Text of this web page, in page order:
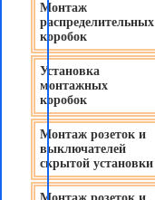
Монтаж
распределительных
коробок
Установка
монтажных
коробок
Монтаж розеток и
выключателей
скрытой установки